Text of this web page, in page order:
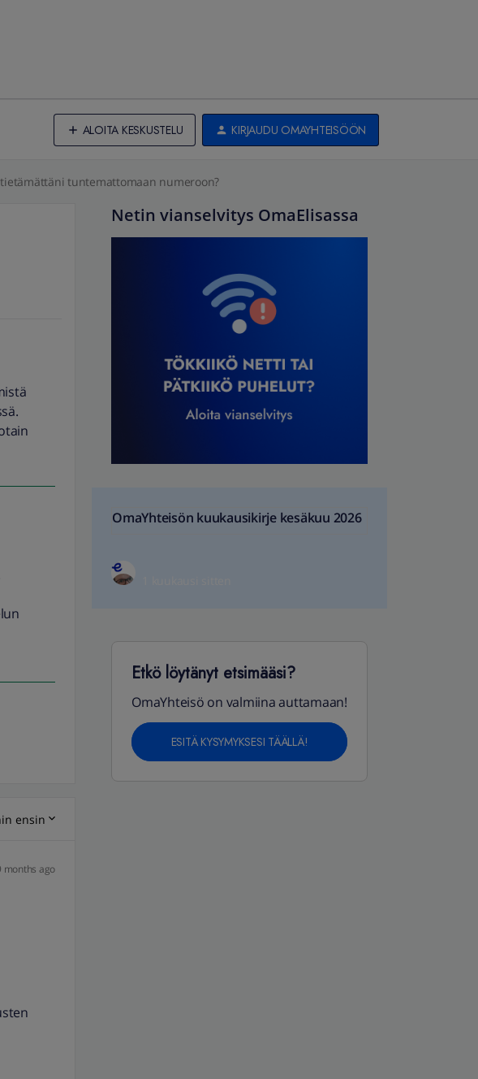
ALOITA KESKUSTELU KIRJAUDU OMAYHTEISÖÖN
tuntemattomaan numeroon?
ensin
ago
Netin vianselvitys OmaElisassa
OmaYhteisön kuukausikirje kesäkuu 2026
Etkö löytänyt etsimääsi?
OmaYhteisö on valmiina auttamaan!
ESITÄ KYSYMYKSESI TÄÄLLÄ!